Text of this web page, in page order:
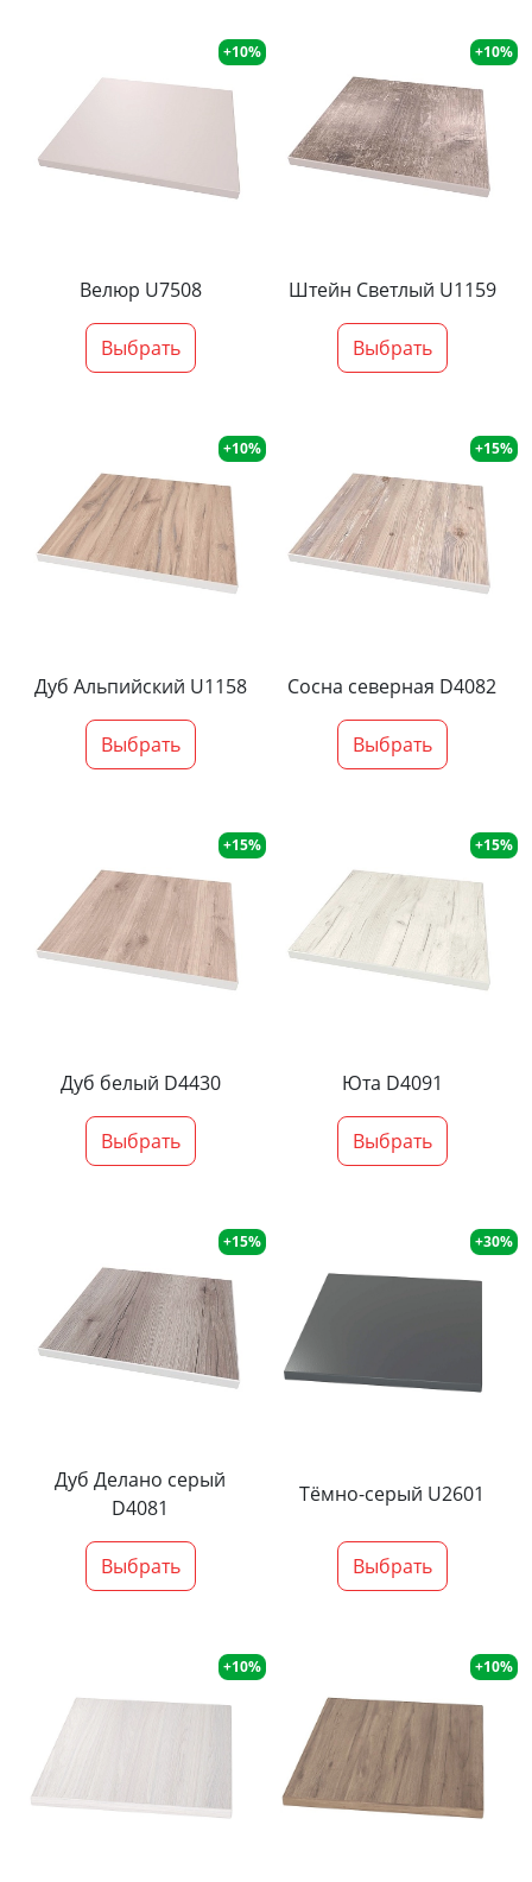
+10%
Велюр U7508
Выбрать
+10%
Штейн Светлый U1159
Выбрать
+10%
Дуб Альпийский U1158
Выбрать
+15%
Сосна северная D4082
Выбрать
+15%
Дуб белый D4430
Выбрать
+15%
Юта D4091
Выбрать
+15%
Дуб Делано серый
D4081
Выбрать
+30%
Тёмно-серый U2601
Выбрать
+10% +10%